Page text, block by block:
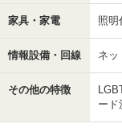
家具・家電 照明
情報設備・回線 ネッ
その他の特徴
ード